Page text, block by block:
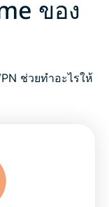
ของ
ช่วยทำอะไรให้